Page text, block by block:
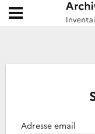
Archives
Ouvrir le menu
Adresse email